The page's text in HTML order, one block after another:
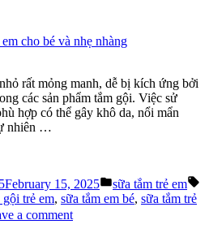
rất mỏng manh, dễ bị kích ứng bởi
các sản phẩm tắm gội. Việc sử
hợp có thể gây khô da, nổi mẩn
nhiên …
February 15, 2025
Posted
in
sữa tắm trẻ em
gội trẻ em, sữa tắm em bé, sữa tắm trẻ
a commenton